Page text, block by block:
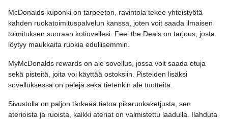
McDonalds kuponki on tarpeeton, ravintola tekee yhteistyötä
kahden ruokatoimituspalvelun kanssa, joten voit saada ilmaisen
toimituksen suoraan kotiovellesi. Feel the Deals on tarjous, josta
löytyy maukkaita ruokia edullisemmin.
MyMcDonalds rewards on ale sovellus, jossa voit saada etuja
sekä pisteitä, joita voi käyttää ostoksiin. Pisteiden lisäksi
sovelluksessa on pelejä sekä tietenkin ale tuotteita.
Sivustolla on paljon tärkeää tietoa pikaruokaketjusta, sen
aterioista ja ruoista, kaikki ateriat on valmistettu laadulla. Ilahduta